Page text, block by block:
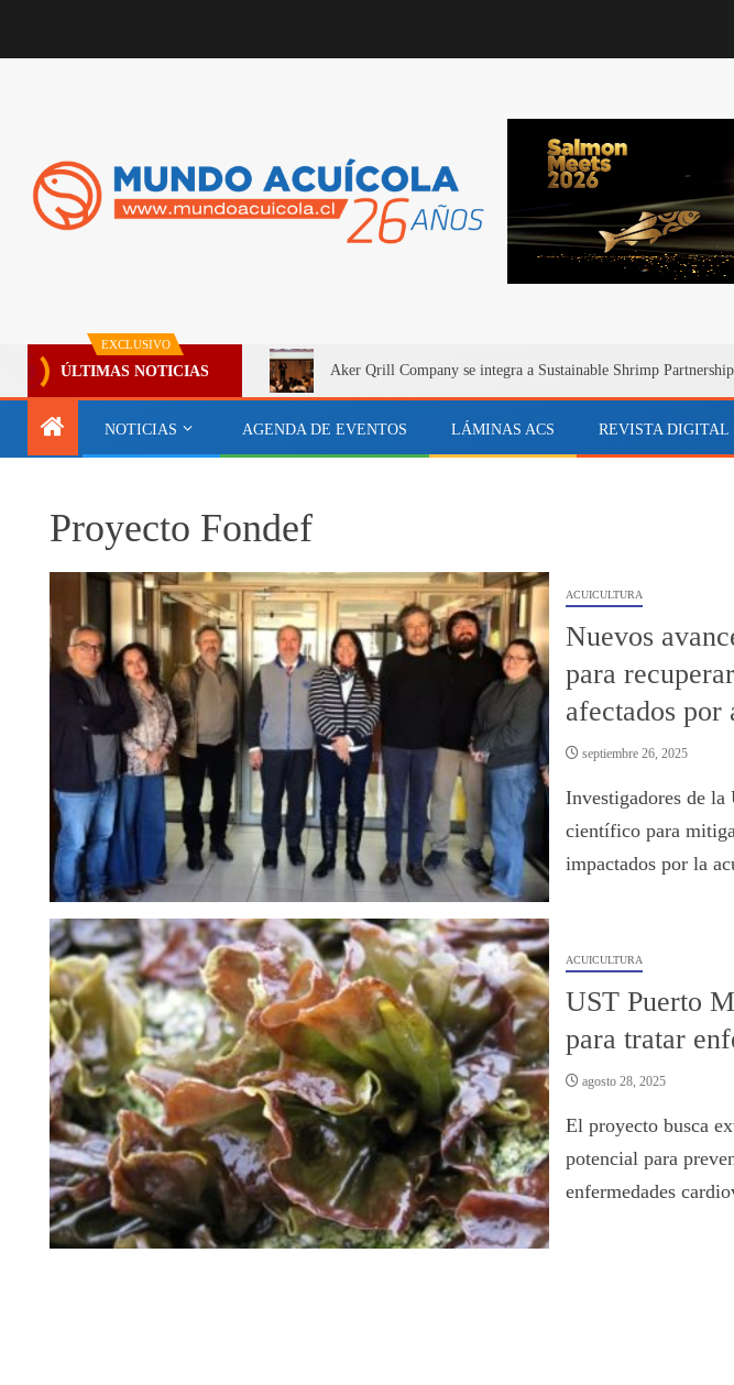
EXCLUSIVO
ÚLTIMAS NOTICIAS Aker Qrill Company se integra a Sustainable Shrimp
NOTICIAS AGENDA DE EVENTOS LÁMINAS ACS REVISTA DIGITAL
Proyecto Fondef
ACUICULTURA
Nuevos
para
afectados por
septiembre 26, 2025
Investigadores de
científico para
impactados por la
ACUICULTURA
UST Puerto
para tratar
agosto 28, 2025
El proyecto busca
potencial para
enfermedades